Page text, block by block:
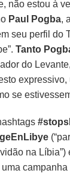
não estou à
Paul Pogba,
seu perfil do
Tanto
do
se
na